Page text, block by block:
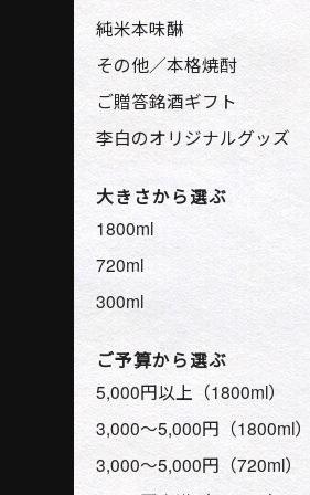
純米本味醂
その他／本格焼酎
ご贈答銘酒ギフト
李白のオリジナルグッズ
大きさから選ぶ
1800ml
720ml
300ml
ご予算から選ぶ
5,000円以上（1800ml）
3,000〜5,000円（1800ml）
3,000〜5,000円（720ml）